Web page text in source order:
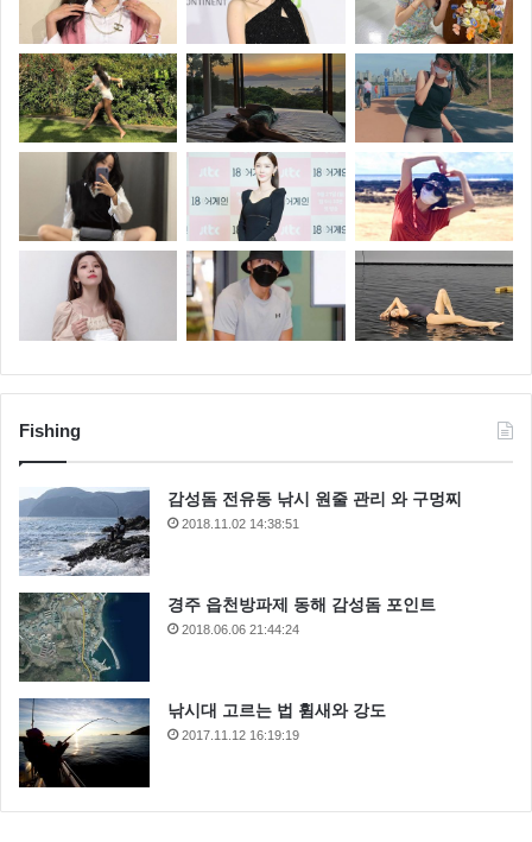
Fishing
감성돔 전유동 낚시 원줄 관리 와 구멍찌
2018.11.02 14:38:51
경주 읍천방파제 동해 감성돔 포인트
2018.06.06 21:44:24
낚시대 고르는 법 휨새와 강도
2017.11.12 16:19:19